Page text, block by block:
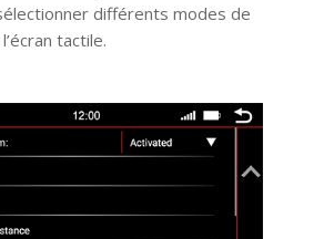
différents modes de
tactile.